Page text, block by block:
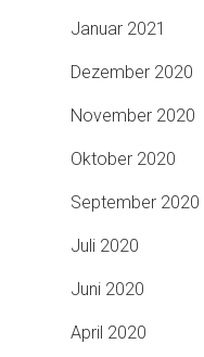
Januar 2021
Dezember 2020
November 2020
Oktober 2020
September 2020
Juli 2020
Juni 2020
April 2020